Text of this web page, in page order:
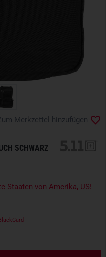
SCHWARZ
Merkzettel hinzufügen
Staaten von Amerika, US!